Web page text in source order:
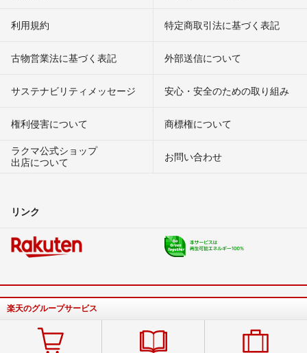
利用規約 特定商取引法に基づく表記
古物営業法に基づく表記 外部送信について
サステナビリティメッセージ 安心・安全のための取り組み
権利侵害について
商標権について
ラクマ公式ショップ
出店について
お問い合わせ
リンク
楽天のグループサービス